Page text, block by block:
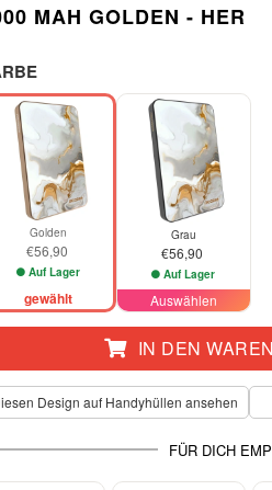
MAH GOLDEN - HER
Golden
€56,90
Auf Lager
gewählt
Grau
€56,90
Auf Lager
Auswählen
IN DEN
Design auf Handyhüllen ansehen
FÜR DICH